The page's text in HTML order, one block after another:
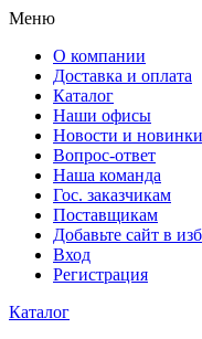
Меню
О компании
Доставка и оплата
Каталог
Наши офисы
Новости и новинки
Вопрос-ответ
Наша команда
Гос. заказчикам
Поставщикам
Добавьте сайт в
Вход
Регистрация
Каталог